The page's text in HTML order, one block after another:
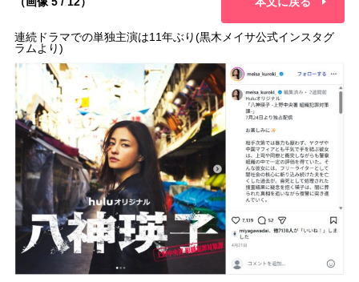
連続ドラマでの単独主演は11年ぶり(黒木メイサ公式インスタグ
ラムより)